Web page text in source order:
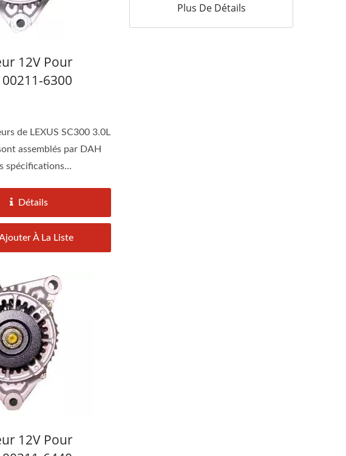
12V Pour
6300
de LEXUS SC300 3.0L
assemblés par DAH
spécifications...
Détails
À La Liste
12V Pour
Plus De Détails